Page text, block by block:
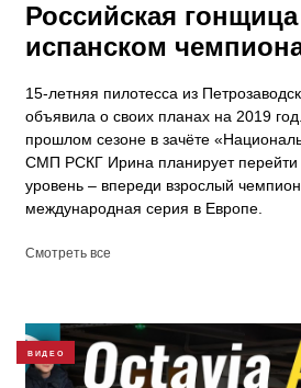
Российская
испанском
15-летняя пилотесса из
объявила о своих планах на 2019
прошлом сезоне в зачёте
СМП РСКГ Ирина планирует перейти
уровень – впереди взрослый
международная серия в Европе.
Смотреть все
ВИДЕО